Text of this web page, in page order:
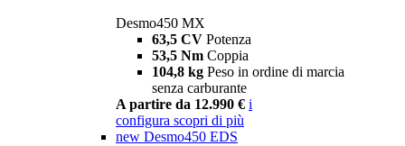
Desmo450 MX
63,5 CV Potenza
53,5 Nm Coppia
104,8 kg Peso in ordine di marcia
senza carburante
A partire da 12.990 € i
configura scopri di più
new Desmo450 EDS